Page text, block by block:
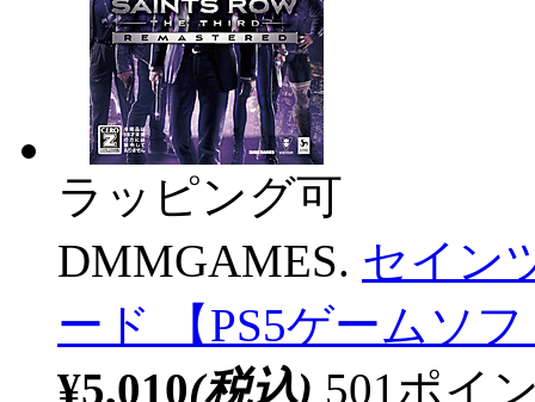
ラッピング可
DMMGAMES. セイン
ード 【PS5ゲームソ
¥5,010(税込) 501ポイ